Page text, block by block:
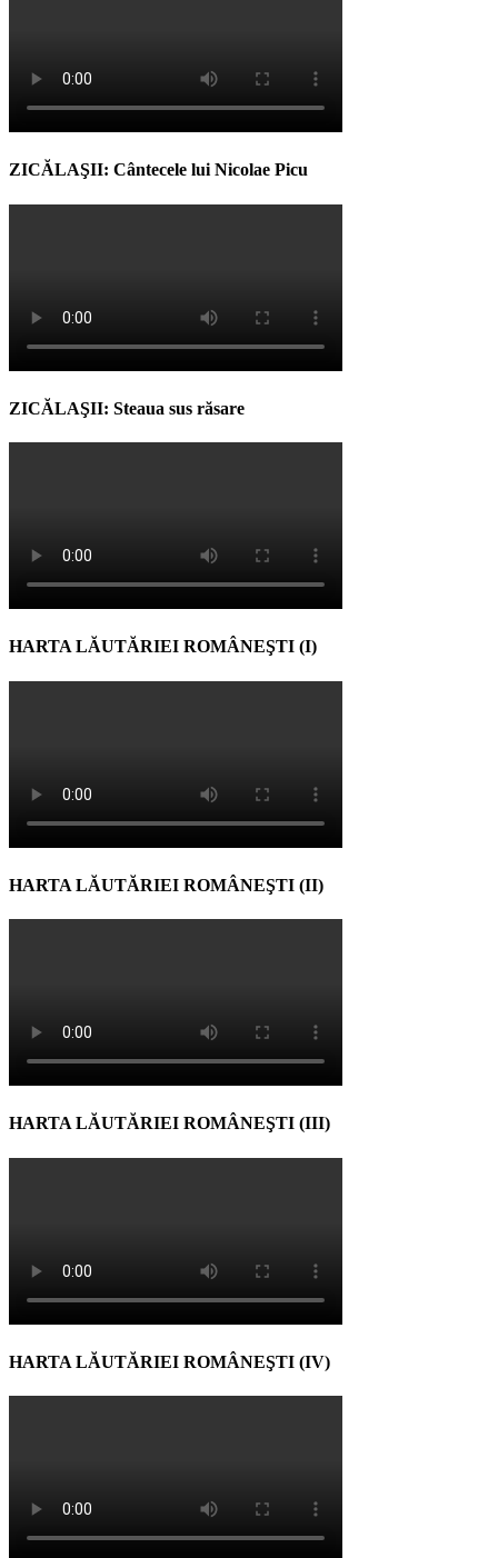
ZICĂLAŞII: Cântecele lui Nicolae Picu
ZICĂLAŞII: Steaua sus răsare
HARTA LĂUTĂRIEI ROMÂNEŞTI (I)
HARTA LĂUTĂRIEI ROMÂNEŞTI (II)
HARTA LĂUTĂRIEI ROMÂNEŞTI (III)
HARTA LĂUTĂRIEI ROMÂNEŞTI (IV)